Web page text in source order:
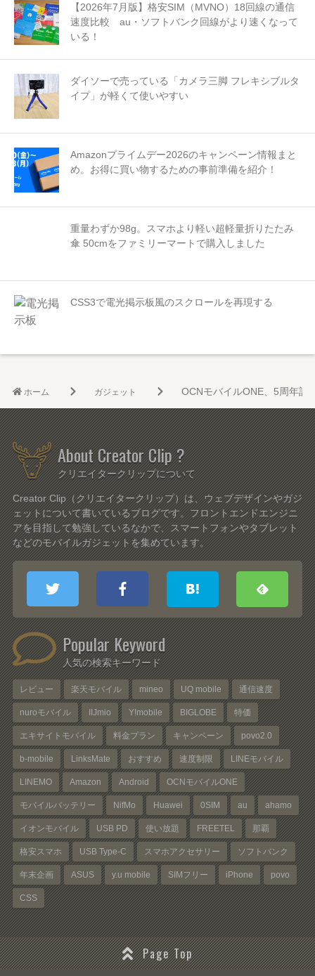
【2026年7月版】格安SIM（MVNO）18回線の通信
速度比較 au・ソフトバンク回線がより速くなって
いる！
ダイソーで売っている「カメラ三脚 フレキシブルタ
イプ」が軽くて使いやすい
Amazonプライムデー2026のキャンペーン情報まと
め。お得に買い物するための事前準備を紹介！
重量わずか98g。スマホより軽い超軽量折りたたみ
傘 50cmをファミリーマートで購入しました
CSS3で電光掲示板風のスクロールを再現する
ホーム ガジェット OCNモバイルONE、5周年記
About Creator Clip ?
クリエイタークリップについて
Creator Clip（クリエイタークリップ）は、ウェブデザインやガジ
ェットについて書いているブログです。フロントエンドエンジニ
アを目指して勉強しているなかで、スマートフォンやタブレット
などのモバイルガジェットを集めています。
Popular Keyword
人気の検索キーワード
レビュー 楽天モバイル mineo UQ mobile 通信速度
nuroモバイル IIJmio Y!mobile BIGLOBE 特価
エキサイトモバイル 料金プラン キャンペーン povo2.0
b-mobile LinksMate おすすめ 速度制限 LINEモバイル
LINEMO Amazon Android OCNモバイルONE
モバイルバッテリー NifMo Huawei 0SIM au ahamo
イオンモバイル USB PD 使い放題 FREETEL 那覇
格安スマホ USB Type-C スマホアクセサリー ソフトバンク
年末企画 ASUS y.u mobile SIMフリー iPhone povo
CSS
Page Top